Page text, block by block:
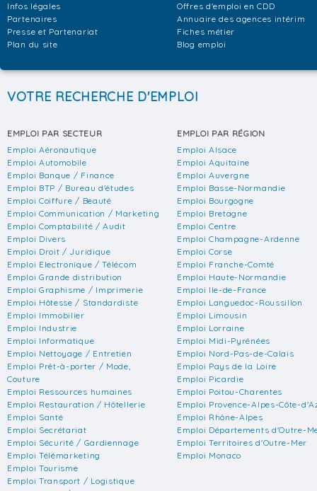
Infos légales
Partenaires
Presse et Partenariat
Plan du site
Offres d'emploi en CDD
Annuaire des agences intérim
Fiches métier
Blog emploi
VOTRE RECHERCHE D'EMPLOI
EMPLOI PAR SECTEUR
Emploi Aéronautique
Emploi Automobile
Emploi Banque / Finance
Emploi BTP / Bureau d'études
Emploi Coiffure / Beauté
Emploi Communication / Marketing
Emploi Comptabilité / Audit
Emploi Divers
Emploi Droit / Juridique
Emploi Electronique / Télécom
Emploi Grande distribution
Emploi Graphisme / Imprimerie
Emploi Hôtesse / Standardiste
Emploi Immobilier
Emploi Industrie
Emploi Informatique
Emploi Nettoyage / Entretien
Emploi Prêt-à-porter / Mode,
Couture
Emploi Ressources humaines
Emploi Restauration / Hôtellerie
Emploi Santé
Emploi Secrétariat
Emploi Sécurité / Gardiennage
Emploi Télémarketing
Emploi Tourisme
Emploi Transport / Logistique
EMPLOI PAR RÉGION
Emploi Alsace
Emploi Aquitaine
Emploi Auvergne
Emploi Basse-Normandie
Emploi Bourgogne
Emploi Bretagne
Emploi Centre
Emploi Champagne-Ardenne
Emploi Corse
Emploi Franche-Comté
Emploi Haute-Normandie
Emploi Ile-de-France
Emploi Languedoc-Roussillon
Emploi Limousin
Emploi Lorraine
Emploi Midi-Pyrénées
Emploi Nord-Pas-de-Calais
Emploi Pays de la Loire
Emploi Picardie
Emploi Poitou-Charentes
Emploi Provence-Alpes-Côte-
Emploi Rhône-Alpes
Emploi Départements d'Outre-
Emploi Territoires d'Outre-Mer
Emploi Monaco